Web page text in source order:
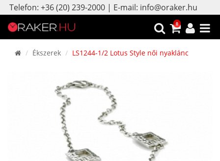
Telefon: +36 (20) 239-2000 | E-mail: info@oraker.hu
0
Ékszerek LS1244-1/2 Lotus Style női nyaklánc